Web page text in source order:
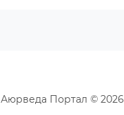
Аюрведа Портал © 2026